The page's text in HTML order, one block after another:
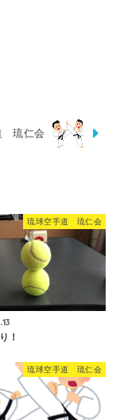
琉仁会
琉球空手道 琉仁会
！
琉球空手道 琉仁会